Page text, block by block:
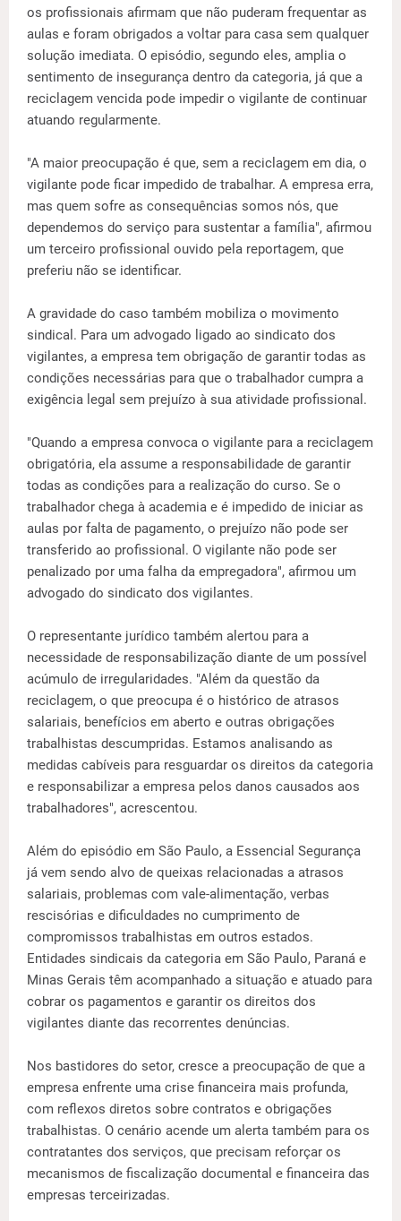
os profissionais afirmam que não puderam frequentar as
aulas e foram obrigados a voltar para casa sem qualquer
solução imediata. O episódio, segundo eles, amplia o
sentimento de insegurança dentro da categoria, já que a
reciclagem vencida pode impedir o vigilante de continuar
atuando regularmente.
"A maior preocupação é que, sem a reciclagem em dia, o
vigilante pode ficar impedido de trabalhar. A empresa erra,
mas quem sofre as consequências somos nós, que
dependemos do serviço para sustentar a família", afirmou
um terceiro profissional ouvido pela reportagem, que
preferiu não se identificar.
A gravidade do caso também mobiliza o movimento
sindical. Para um advogado ligado ao sindicato dos
vigilantes, a empresa tem obrigação de garantir todas as
condições necessárias para que o trabalhador cumpra a
exigência legal sem prejuízo à sua atividade profissional.
"Quando a empresa convoca o vigilante para a reciclagem
obrigatória, ela assume a responsabilidade de garantir
todas as condições para a realização do curso. Se o
trabalhador chega à academia e é impedido de iniciar as
aulas por falta de pagamento, o prejuízo não pode ser
transferido ao profissional. O vigilante não pode ser
penalizado por uma falha da empregadora", afirmou um
advogado do sindicato dos vigilantes.
O representante jurídico também alertou para a
necessidade de responsabilização diante de um possível
acúmulo de irregularidades. "Além da questão da
reciclagem, o que preocupa é o histórico de atrasos
salariais, benefícios em aberto e outras obrigações
trabalhistas descumpridas. Estamos analisando as
medidas cabíveis para resguardar os direitos da categoria
e responsabilizar a empresa pelos danos causados aos
trabalhadores", acrescentou.
Além do episódio em São Paulo, a Essencial Segurança
já vem sendo alvo de queixas relacionadas a atrasos
salariais, problemas com vale-alimentação, verbas
rescisórias e dificuldades no cumprimento de
compromissos trabalhistas em outros estados.
Entidades sindicais da categoria em São Paulo, Paraná e
Minas Gerais têm acompanhado a situação e atuado para
cobrar os pagamentos e garantir os direitos dos
vigilantes diante das recorrentes denúncias.
Nos bastidores do setor, cresce a preocupação de que a
empresa enfrente uma crise financeira mais profunda,
com reflexos diretos sobre contratos e obrigações
trabalhistas. O cenário acende um alerta também para os
contratantes dos serviços, que precisam reforçar os
mecanismos de fiscalização documental e financeira das
empresas terceirizadas.